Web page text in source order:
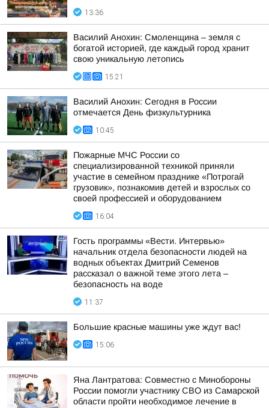
13:36
Василий Анохин: Смоленщина – земля с
богатой историей, где каждый город хранит
свою уникальную летопись
15:21
Василий Анохин: Сегодня в России
отмечается День физкультурника
10:45
Пожарные МЧС России со
специализированной техникой приняли
участие в семейном празднике «Потрогай
грузовик», познакомив детей и взрослых со
своей профессией и оборудованием
16:04
Гость программы «Вести. Интервью»
начальник отдела безопасности людей на
водных объектах Дмитрий Семенов
рассказал о важной теме этого лета –
безопасность на воде
11:37
Большие красные машины уже ждут вас!
15:06
Яна Лантратова: Совместно с Минобороны
России помогли участнику СВО из Самарской
области пройти необходимое лечение в